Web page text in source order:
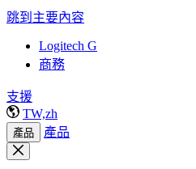
跳到主要內容
Logitech G
商務
支援
TW,zh
產品 產品